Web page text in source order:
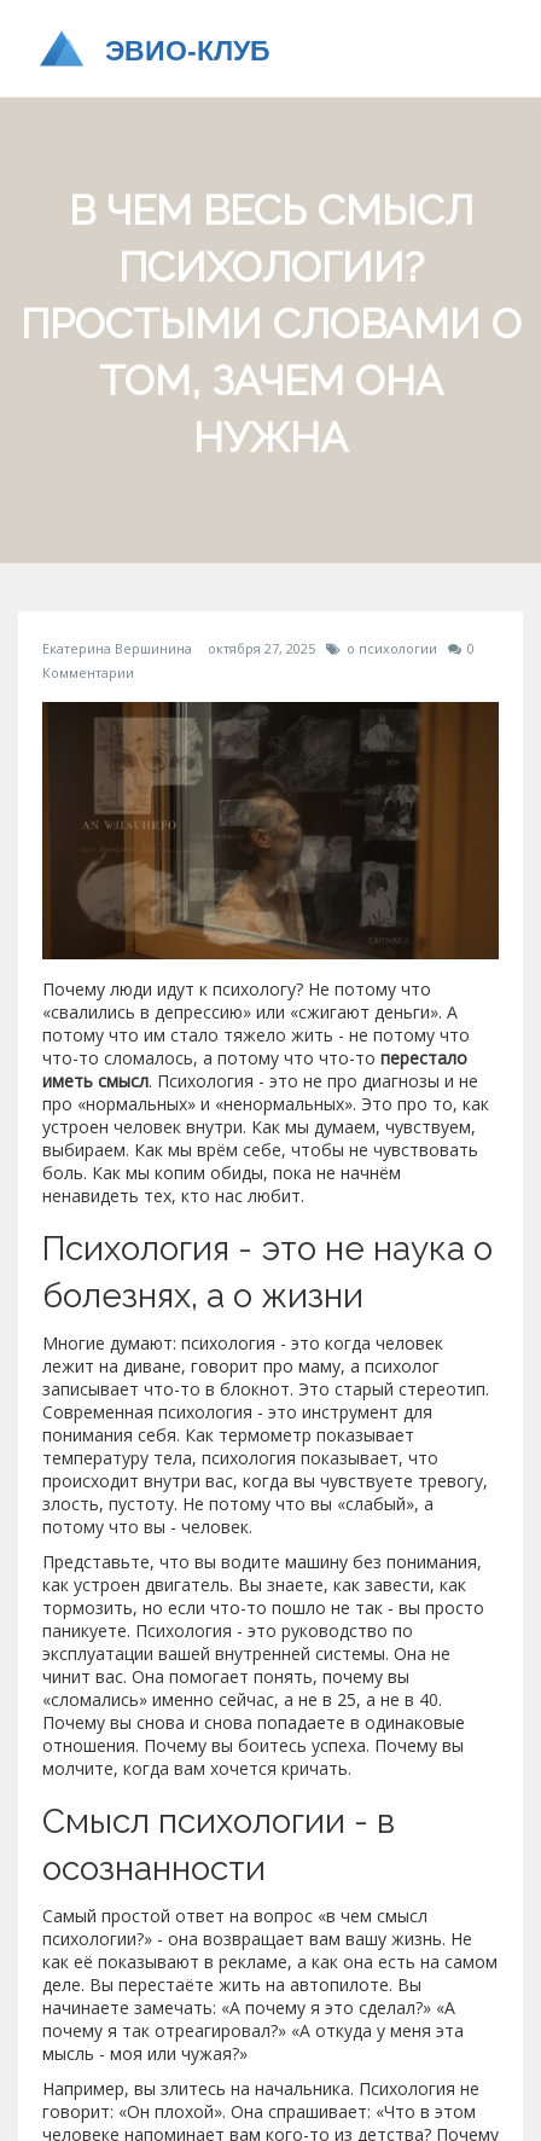
В ЧЕМ ВЕСЬ СМЫСЛ
ПСИХОЛОГИИ?
ПРОСТЫМИ СЛОВАМИ О
ТОМ, ЗАЧЕМ ОНА
НУЖНА
Екатерина Вершинина октября 27, 2025 о психологии
0
Комментарии
Почему люди идут к психологу? Не потому что
«свалились в депрессию» или «сжигают деньги». А
потому что им стало тяжело жить - не потому что
что-то сломалось, а потому что что-то перестало
иметь смысл. Психология - это не про диагнозы и не
про «нормальных» и «ненормальных». Это про то, как
устроен человек внутри. Как мы думаем, чувствуем,
выбираем. Как мы врём себе, чтобы не чувствовать
боль. Как мы копим обиды, пока не начнём
ненавидеть тех, кто нас любит.
Психология - это не наука о
болезнях, а о жизни
Многие думают: психология - это когда человек
лежит на диване, говорит про маму, а психолог
записывает что-то в блокнот. Это старый стереотип.
Современная психология - это инструмент для
понимания себя. Как термометр показывает
температуру тела, психология показывает, что
происходит внутри вас, когда вы чувствуете тревогу,
злость, пустоту. Не потому что вы «слабый», а
потому что вы - человек.
Представьте, что вы водите машину без понимания,
как устроен двигатель. Вы знаете, как завести, как
тормозить, но если что-то пошло не так - вы просто
паникуете. Психология - это руководство по
эксплуатации вашей внутренней системы. Она не
чинит вас. Она помогает понять, почему вы
«сломались» именно сейчас, а не в 25, а не в 40.
Почему вы снова и снова попадаете в одинаковые
отношения. Почему вы боитесь успеха. Почему вы
молчите, когда вам хочется кричать.
Смысл психологии - в
осознанности
Самый простой ответ на вопрос «в чем смысл
психологии?» - она возвращает вам вашу жизнь. Не
как её показывают в рекламе, а как она есть на самом
деле. Вы перестаёте жить на автопилоте. Вы
начинаете замечать: «А почему я это сделал?» «А
почему я так отреагировал?» «А откуда у меня эта
мысль - моя или чужая?»
Например, вы злитесь на начальника. Психология не
говорит: «Он плохой». Она спрашивает: «Что в этом
человеке напоминает вам кого-то из детства? Почему